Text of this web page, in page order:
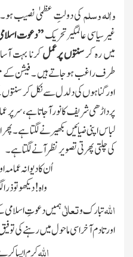
واٰلہ وسلمکی دولتِ عظمیٰ نصیب ہو۔
غیرسیاسی عالمگیرتحریک’’ دعوت
میں رہ کرسنتوں پرعملکرنا بہت
طرف راغب ہوجاتے ہیں ۔ فیشن کے
اور گناہوں کی دلدل سے نکل کر
پرداڑھی شریف کا نورآجاتا ہے، سرپر
لباس اپنی ضیائیں بکھیرنے لگتا ہے۔
کی چلتی پھرتی تصویر نظرآنے لگتا ہے۔
اُن کا دیوانہ
واہ! دیکھو تو
اللہتبارک وتعالٰیہمیں دعوتِ اسلامی
اور تادم آخر اسی ماحول میں رہنے کی
اللہکرم ایسا